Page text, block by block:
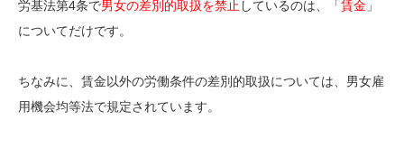
労基法第4条で男女の差別的取扱を禁止 しているのは、「賃金 」
についてだけです。
ちなみに、賃金以外の労働条件の差別的取扱については、男女雇
用機会均等法で規定されています。